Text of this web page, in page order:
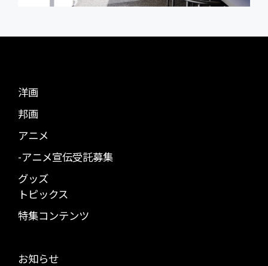
洋画
邦画
アニメ
-アニメ宣伝受託募集
グッズ
トピックス
特集コンテンツ
お知らせ